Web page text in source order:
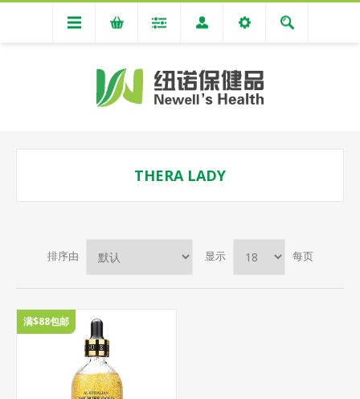
THERA LADY
排序由 显示 每页
满$88包邮